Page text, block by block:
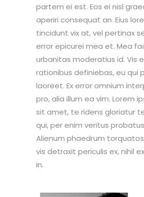
partem ei est. Eos ei nisl
aperiri consequat an. Eius
tincidunt vix at, vel pertinax
error epicurei mea et. Mea
urbanitas moderatius id. Vis
rationibus definiebas, eu qui
laoreet. Ex error omnium
pro, alia illum ea vim. Lorem
sit amet, te ridens gloriatur
qui, per enim veritus
Alienum phaedrum
vis detraxit periculis ex, nihil
in.